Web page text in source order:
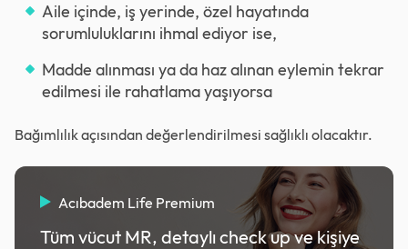
Aile içinde, iş yerinde, özel hayatında
sorumluluklarını ihmal ediyor ise,
Madde alınması ya da haz alınan eylemin tekrar
edilmesi ile rahatlama yaşıyorsa
Bağımlılık açısından değerlendirilmesi sağlıklı olacaktır.
Acıbadem Life Premium
Tüm vücut MR, detaylı check up ve kişiye